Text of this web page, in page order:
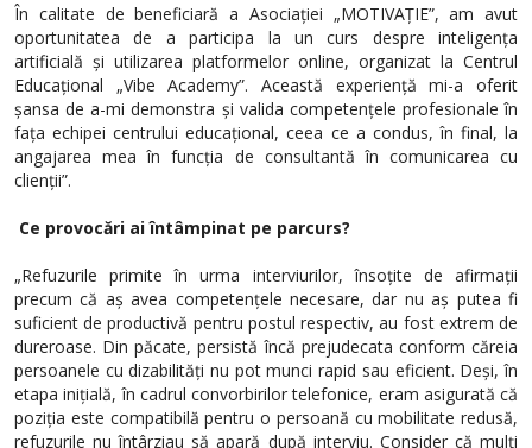
În calitate de beneficiară a Asociației „MOTIVAȚIE”, am avut
oportunitatea de a participa la un curs despre inteligența
artificială și utilizarea platformelor online, organizat la Centrul
Educațional „Vibe Academy”. Această experiență mi-a oferit
șansa de a-mi demonstra și valida competențele profesionale în
fața echipei centrului educațional, ceea ce a condus, în final, la
angajarea mea în funcția de consultantă în comunicarea cu
clienții”.
Ce provocări ai întâmpinat pe parcurs?
„Refuzurile primite în urma interviurilor, însoțite de afirmații
precum că aș avea competențele necesare, dar nu aș putea fi
suficient de productivă pentru postul respectiv, au fost extrem de
dureroase. Din păcate, persistă încă prejudecata conform căreia
persoanele cu dizabilități nu pot munci rapid sau eficient. Deși, în
etapa inițială, în cadrul convorbirilor telefonice, eram asigurată că
poziția este compatibilă pentru o persoană cu mobilitate redusă,
refuzurile nu întârziau să apară după interviu. Consider că mulți